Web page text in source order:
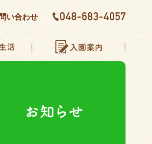
い合わせ